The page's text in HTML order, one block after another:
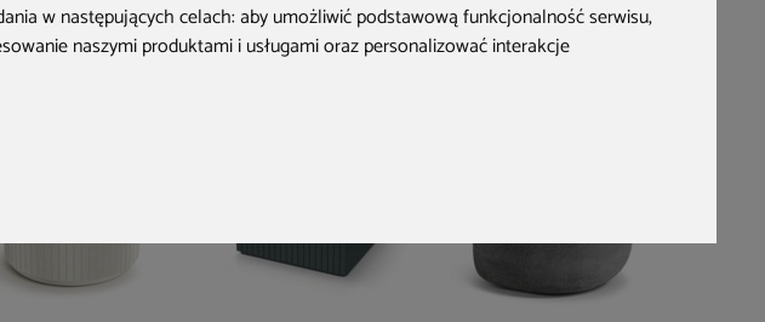
w następujących celach:aby umożliwić podstawową funkcjonalność serwisu,
naszymi produktami i usługami oraz personalizować interakcje